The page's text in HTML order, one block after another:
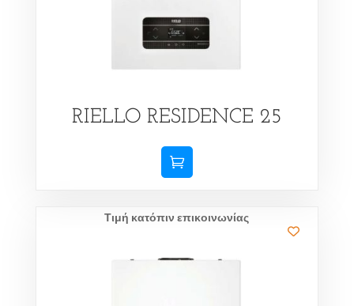
RIELLO RESIDENCE 25
Τιμή κατόπιν επικοινωνίας